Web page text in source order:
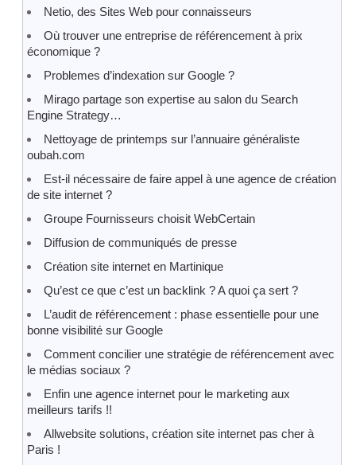
Netio, des Sites Web pour connaisseurs
Où trouver une entreprise de référencement à prix
économique ?
Problemes d’indexation sur Google ?
Mirago partage son expertise au salon du Search
Engine Strategy…
Nettoyage de printemps sur l’annuaire généraliste
oubah.com
Est-il nécessaire de faire appel à une agence de création
de site internet ?
Groupe Fournisseurs choisit WebCertain
Diffusion de communiqués de presse
Création site internet en Martinique
Qu’est ce que c’est un backlink ? A quoi ça sert ?
L’audit de référencement : phase essentielle pour une
bonne visibilité sur Google
Comment concilier une stratégie de référencement avec
le médias sociaux ?
Enfin une agence internet pour le marketing aux
meilleurs tarifs !!
Allwebsite solutions, création site internet pas cher à
Paris !